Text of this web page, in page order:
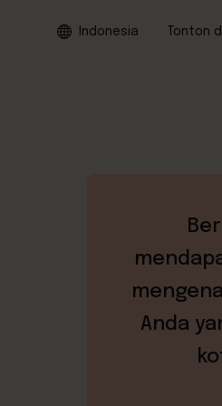
Indonesia Tonton
Anda